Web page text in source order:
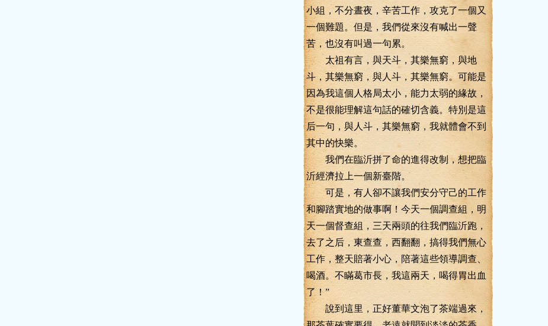
小組，不分晝夜，辛苦工作，攻克了一個又
一個難題。但是，我們從來沒有喊出一聲
苦，也沒有叫過一句累。
太祖有言，與天斗，其樂無窮，與地
斗，其樂無窮，與人斗，其樂無窮。可能是
因為我這個人格局太小，能力太弱的緣故，
不是很能理解這句話的確切含義。特別是這
后一句，與人斗，其樂無窮，我就體會不到
其中的快樂。
我們在臨沂拼了命的進得改制，想把臨
沂經濟拉上一個新臺階。
可是，有人卻不讓我們安分守己的工作
和腳踏實地的做事啊！今天一個調查組，明
天一個督查組，三天兩頭的往我們臨沂跑，
去了之后，東查查，西翻翻，搞得我們無心
工作，整天賠著小心，陪著這些領導調查、
喝酒。不瞞葛市長，我這兩天，喝得胃出血
了！”
說到這里，正好董華文泡了茶端過來，